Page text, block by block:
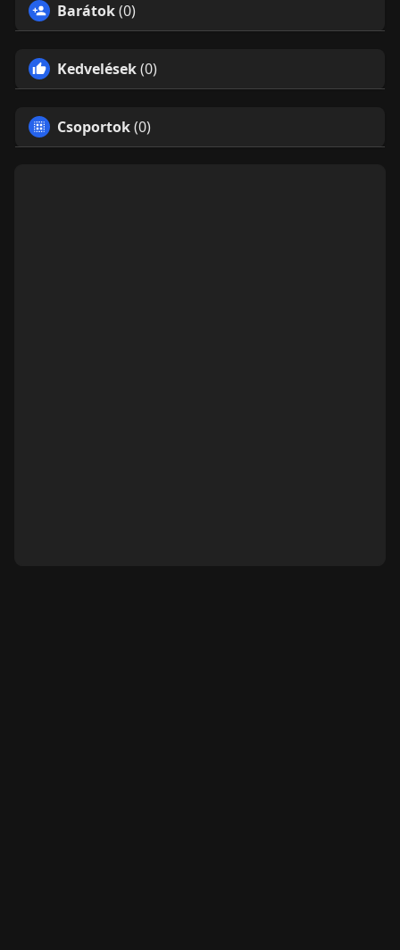
Barátok(0)
Kedvelések(0)
Csoportok(0)